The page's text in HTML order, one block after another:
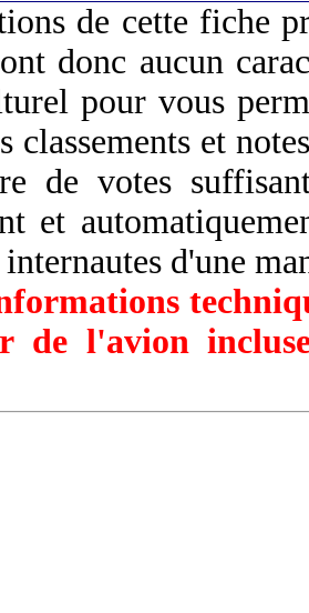
de cette fiche
donc aucun
pour vous
classements et
de votes
et
d'une
de l'avion